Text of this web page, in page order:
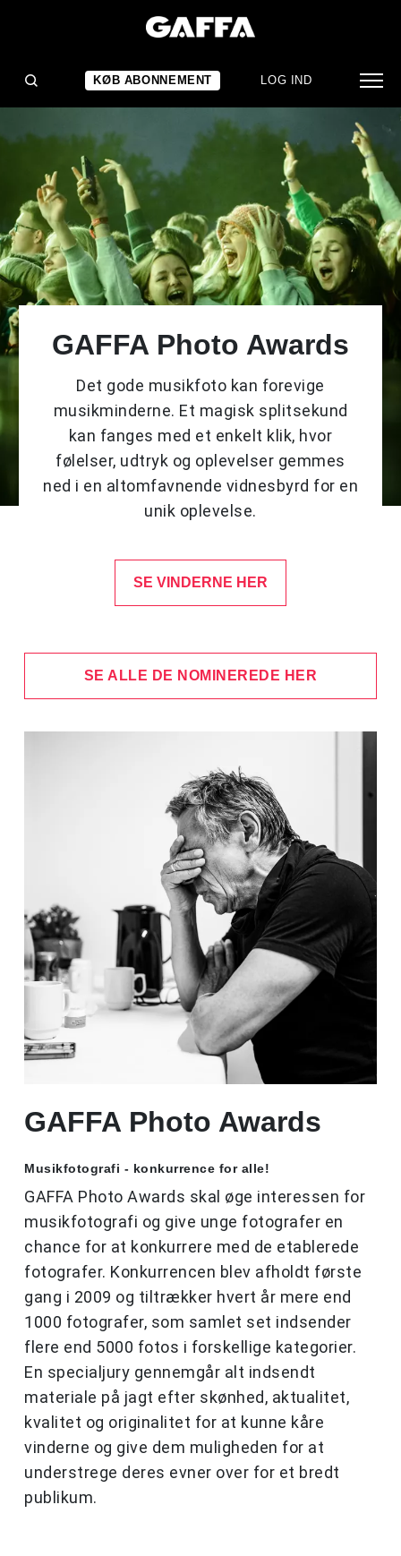
KØB ABONNEMENT LOG IND
GAFFA Photo Awards
Det gode musikfoto kan forevige
musikminderne. Et magisk splitsekund
kan fanges med et enkelt klik, hvor
følelser, udtryk og oplevelser gemmes
ned i en altomfavnende vidnesbyrd for en
unik oplevelse.
SE VINDERNE HER
SE ALLE DE NOMINEREDE HER
GAFFA Photo Awards
Musikfotografi - konkurrence for alle!
GAFFA Photo Awards skal øge interessen for
musikfotografi og give unge fotografer en
chance for at konkurrere med de etablerede
fotografer. Konkurrencen blev afholdt første
gang i 2009 og tiltrækker hvert år mere end
1000 fotografer, som samlet set indsender
flere end 5000 fotos i forskellige kategorier.
En specialjury gennemgår alt indsendt
materiale på jagt efter skønhed, aktualitet,
kvalitet og originalitet for at kunne kåre
vinderne og give dem muligheden for at
understrege deres evner over for et bredt
publikum.